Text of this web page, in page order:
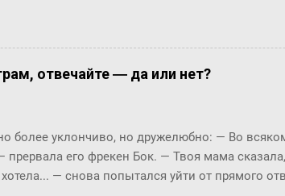
версии и получать техническую
разрабатывать "с нуля": Шаблоны
согласований (Workflows)
... Чтобы эти доработки были возможны, в
разработчикам по двум основным
...) и их код нужно было в п...
отвечайте ― да или нет?
более уклончиво, но дружелюбно: ― Во
прервала его фрекен Бок. ― Твоя мама
― снова попытался уйти от прямого